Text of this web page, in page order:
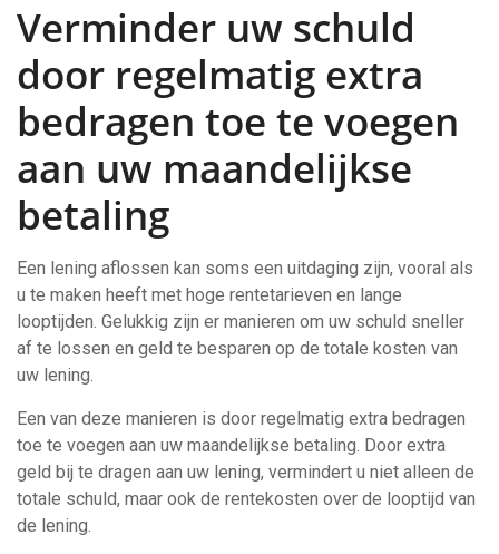
Verminder uw schuld
door regelmatig extra
bedragen toe te voegen
aan uw maandelijkse
betaling
Een lening aflossen kan soms een uitdaging zijn, vooral als
u te maken heeft met hoge rentetarieven en lange
looptijden. Gelukkig zijn er manieren om uw schuld sneller
af te lossen en geld te besparen op de totale kosten van
uw lening.
Een van deze manieren is door regelmatig extra bedragen
toe te voegen aan uw maandelijkse betaling. Door extra
geld bij te dragen aan uw lening, vermindert u niet alleen de
totale schuld, maar ook de rentekosten over de looptijd van
de lening.